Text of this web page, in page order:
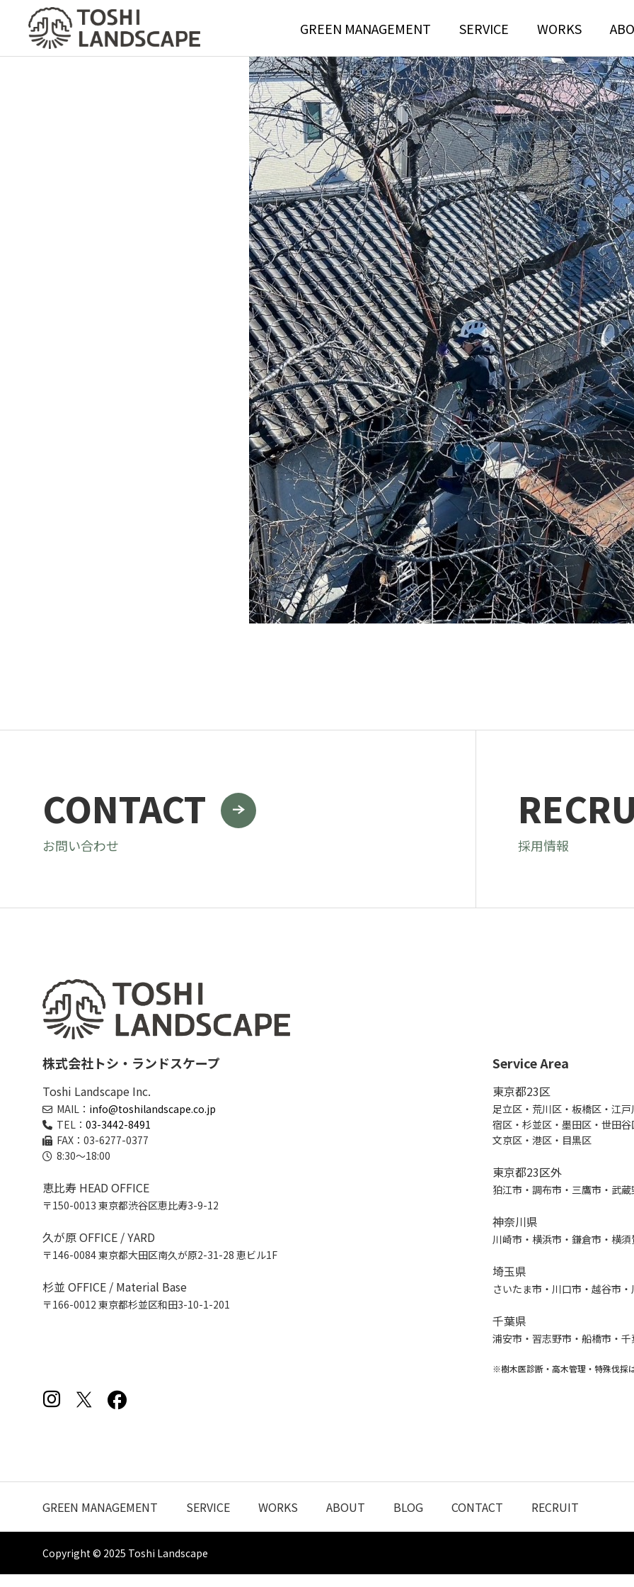
GREEN MANAGEMENT SERVICE WORKS
GREEN
MAINTENANCE
グリーンメンテナンス部門
グリーンメンテナンス部門
植栽管理・メンテナンス
高木・特殊伐採＆ケーブリング
植栽リノベーション
インテリアプランツ
TREE RISK
ASSESSMENT
ツリーリスクアセスメント部
ツリーリスクアセスメント部
樹木診断
土壌調査
ケミカルコントロール
根系試掘調査
移植適性度診断
CONTACT
お問い合わせ 採用情報
株式会社トシ・ランドスケープ
Toshi Landscape Inc.
MAIL： info@toshilandscape.co.jp
TEL： 03-3442-8491
FAX：03-6277-0377
8:30～18:00
恵比寿 HEAD OFFICE
〒150-0013 東京都渋谷区恵比寿3-9-12
久が原 OFFICE / YARD
〒146-0084 東京都大田区南久が原2-31-28 恵ビル1F
杉並 OFFICE / Material Base
〒166-0012 東京都杉並区和田3-10-1-201
Service Area
東京都23区
足立区・荒川区・板橋区・江
宿区・杉並区・墨田区・世田
文京区・港区・目黒区
東京都23区外
狛江市・調布市・三鷹市・武
神奈川県
川崎市・横浜市・鎌倉市・横
埼玉県
さいたま市・川口市・越谷市
千葉県
浦安市・習志野市・船橋市・
※樹木医診断・高木管理・特殊伐採
GREEN MANAGEMENT SERVICE WORKS ABOUT BLOG CONTACT RECRUIT
Copyright © 2025 Toshi Landscape